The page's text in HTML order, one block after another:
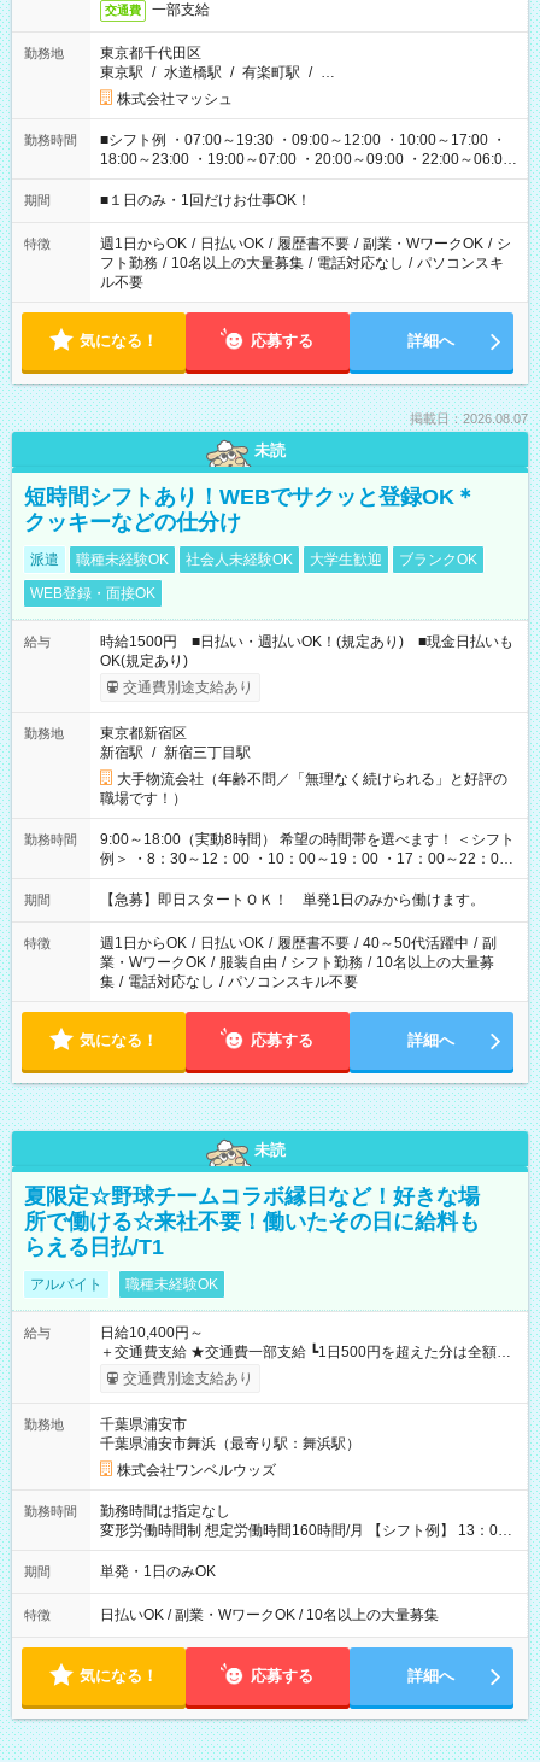
交通費 一部支給
勤務地
東京都千代田区
東京駅 / 水道橋駅 / 有楽町駅 / …
株式会社マッシュ
勤務時間
■シフト例 ・07:00～19:30 ・09:00～12:00 ・10:00～17:00 ・
18:00～23:00 ・19:00～07:00 ・20:00～09:00 ・22:00～06:00
etc ★最短で3時間で5,120円のお仕事から 15時間で2万円近く稼
げるお仕事も！ ご希望のお時間に合わせてご紹介！ ※シフトは
ください！
期間 ■１日のみ・1回だけお仕事OK！
特徴 週1日からOK / 日払いOK / 履歴書不要 / 副業・WワークOK / シ
フト勤務 / 10名以上の大量募集 / 電話対応なし / パソコンスキ
ル不要
気になる！ 応募する 詳細へ
掲載日：2026.08.07
未読
短時間シフトあり！WEBでサクッと登録OK＊
クッキーなどの仕分け
派遣 職種未経験OK 社会人未経験OK 大学生歓迎
ブランクOK
WEB登録・面接OK
給与
時給1500円 ■日払い・週払いOK！(規定あり) ■現金日払いも
OK(規定あり)
交通費別途支給あり
勤務地
東京都新宿区
新宿駅 / 新宿三丁目駅
大手物流会社（年齢不問／「無理なく続けられる」と好評の
職場です！）
勤務時間
9:00～18:00（実動8時間） 希望の時間帯を選べます！ ＜シフト
例＞ ・8：30～12：00 ・10：00～19：00 ・17：00～22：00
・13：00～22：00 ・22：00～翌6：00 など
期間 【急募】即日スタートＯＫ！ 単発1日のみから働けます。
特徴 週1日からOK / 日払いOK / 履歴書不要 / 40～50代活躍中 / 副
業・WワークOK / 服装自由 / シフト勤務 / 10名以上の大量募
集 / 電話対応なし / パソコンスキル不要
気になる！ 応募する 詳細へ
未読
夏限定☆野球チームコラボ縁日など！好きな場
所で働ける☆来社不要！働いたその日に給料も
らえる日払/T1
アルバイト 職種未経験OK
給与
日給10,400円～
＋交通費支給 ★交通費一部支給 ┗1日500円を超えた分は全額支
給！ ※往復500円以内の方は自己負担となります ★日払いOK！
（規定あり） ┗働いたその日に現金GET♪ お仕事後はコンビニ
なし
交通費別途支給あり
勤務地
千葉県浦安市
千葉県浦安市舞浜（最寄り駅：舞浜駅）
株式会社ワンベルウッズ
勤務時間
勤務時間は指定なし
変形労働時間制 想定労働時間160時間/月 【シフト例】 13：00
～22：00
期間 単発・1日のみOK
特徴 日払いOK / 副業・WワークOK / 10名以上の大量募集
気になる！ 応募する 詳細へ